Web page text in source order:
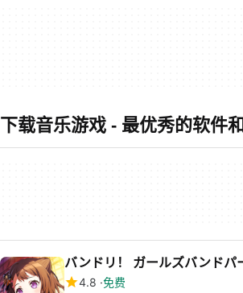
下载音乐游戏 - 最优秀的软件
バンドリ！ ガールズバンドパ
4.8 免费